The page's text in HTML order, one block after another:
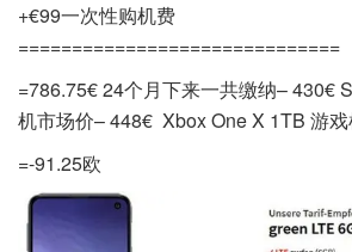
+€99一次性购机费
==============================
=786.75‬€ 24个月下来一共缴纳– 430€
机市场价– 448€ Xbox One X 1TB 游
=-91.25欧